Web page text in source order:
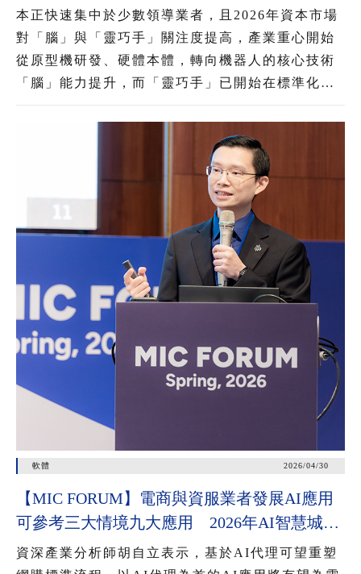
本正快速集中於少數領導業者，且2026年資本市場
對「腦」與「靈巧手」關注度提高，產業重心開始
從原型機研發、硬體本體，轉向機器人的核心技術
「腦」能力提升，而「靈巧手」已開始在標準化工
軟體 2026/04/30
【MIC FORUM】電商與資服業者發展AI應用
可參考三大情境九大應用 2026年AI智慧城市
公共服務應用有三大趨勢
資深產業分析師胡自立表示，基於AI代理可望重塑